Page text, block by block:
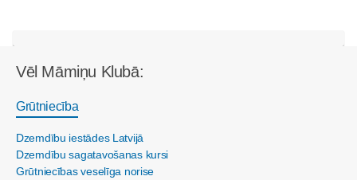
Vēl Māmiņu Klubā:
Grūtniecība
Dzemdību iestādes Latvijā
Dzemdību sagatavošanas kursi
Grūtniecības veselīga norise